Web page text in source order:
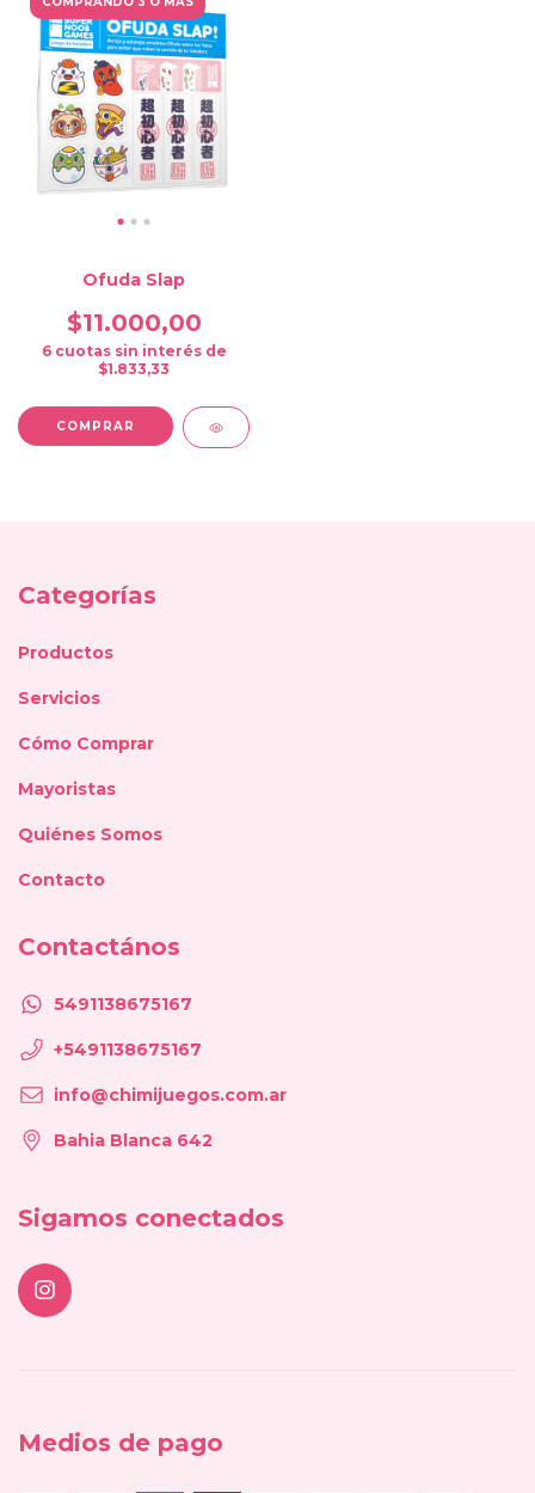
Ofuda Slap
$11.000,00
6 cuotas sin interés de
$1.833,33
Categorías
Productos
Servicios
Cómo Comprar
Mayoristas
Quiénes Somos
Contacto
Contactános
5491138675167
+5491138675167
info@chimijuegos.com.ar
Bahia Blanca 642
Sigamos conectados
Medios de pago